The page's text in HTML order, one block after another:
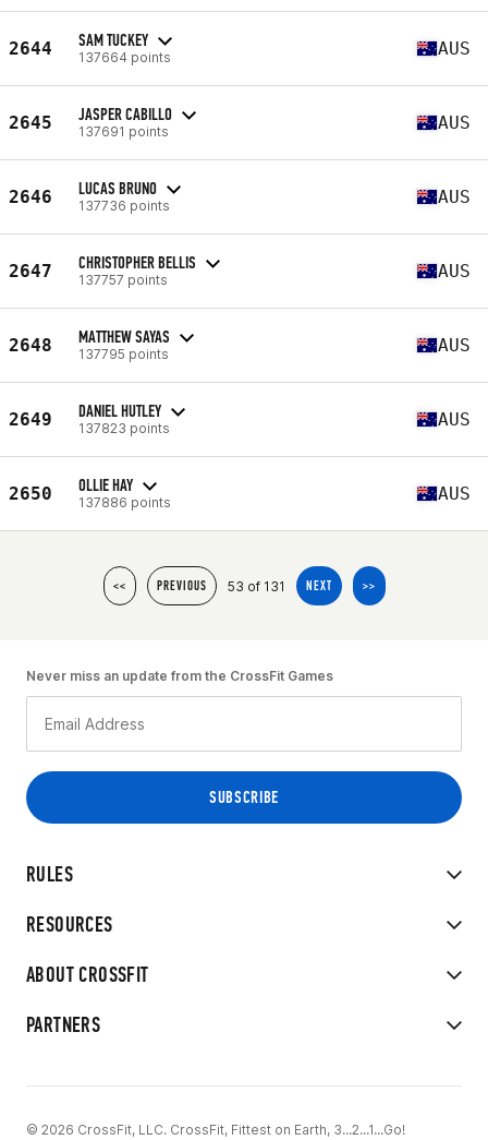
2644 SAM TUCKEY
137664 points AUS
2645 JASPER CABILLO
137691 points AUS
2646 LUCAS BRUNO
137736 points AUS
2647 CHRISTOPHER BELLIS
137757 points AUS
2648 MATTHEW SAYAS
137795 points AUS
2649 DANIEL HUTLEY
137823 points AUS
2650 OLLIE HAY
137886 points AUS
<< PREVIOUS 53 of 131 NEXT >>
RULES
RESOURCES
ABOUT CROSSFIT
PARTNERS
Never miss an update from the CrossFit Games
© 2026 CrossFit, LLC. CrossFit, Fittest on Earth, 3...2...1...Go!